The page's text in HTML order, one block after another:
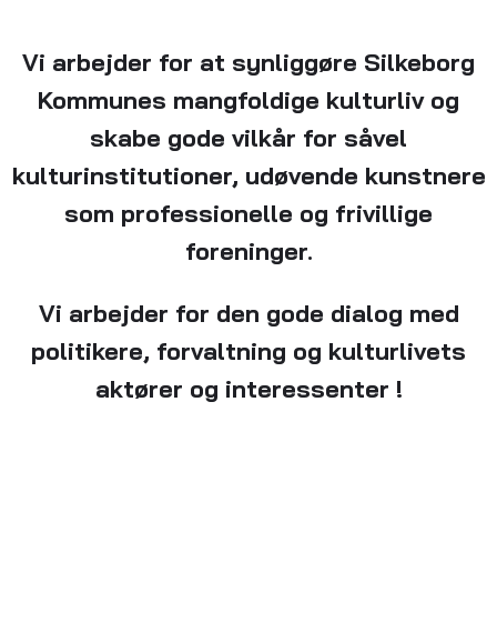
Vi arbejder for at synliggøre Silkeborg
Kommunes mangfoldige kulturliv og
skabe gode vilkår for såvel
kulturinstitutioner, udøvende kunstnere
som professionelle og frivillige
foreninger.
Vi arbejder for den gode dialog med
politikere, forvaltning og kulturlivets
aktører og interessenter !